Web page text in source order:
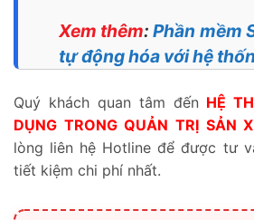
Xem thêm:Phần mềm
tự động hóa với hệ
Quý khách quan tâm đến HỆ
DỤNG TRONG QUẢN TRỊ SẢN
lòng liên hệ Hotline để được tư
tiết kiệm chi phí nhất.